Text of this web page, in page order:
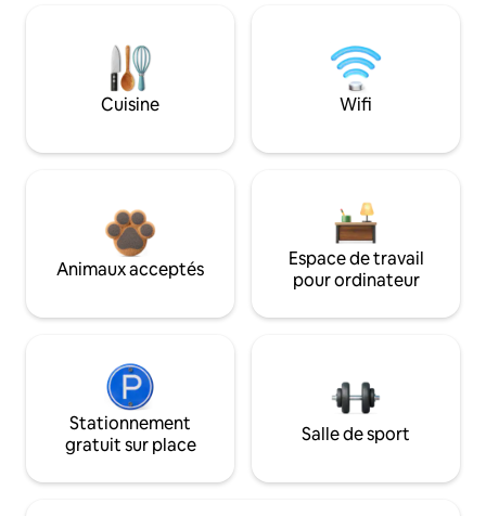
Cuisine Wifi
Animaux acceptés
Espace de travail
pour ordinateur
Stationnement
gratuit sur place
Salle de sport